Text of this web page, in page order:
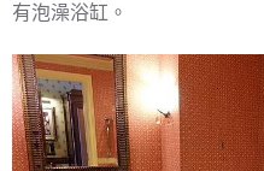
有泡澡浴缸。